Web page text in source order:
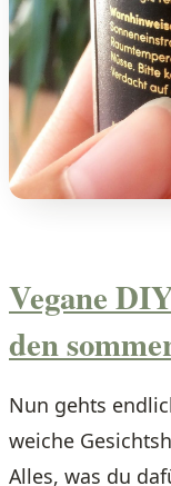
Vegane
den
Nun gehts
weiche
Alles, was du